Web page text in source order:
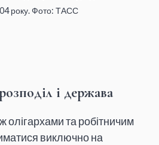
року. Фото: ТАСС
і держава
олігархами та робітничим
виключно на